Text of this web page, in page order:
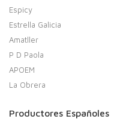
Espicy
Estrella Galicia
Amatller
P D Paola
APOEM
La Obrera
Productores Españoles